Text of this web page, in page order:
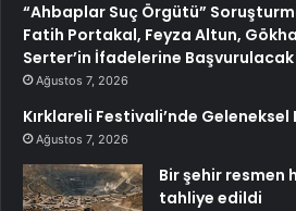
“Ahbaplar Suç Örgütü”
Fatih Portakal, Feyza Altun,
Serter’in İfadelerine Başvurulacak
Ağustos 7, 2026
Kırklareli Festivali’nde Geleneksel
Ağustos 7, 2026
Bir şehir resmen
tahliye edildi